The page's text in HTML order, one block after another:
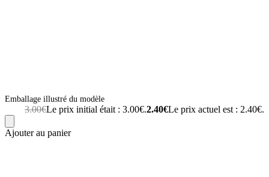
Emballage illustré du modèle
3.00€Le prix initial était : 3.00€.2.40€Le prix actuel est : 2.40€.
Ajouter au panier